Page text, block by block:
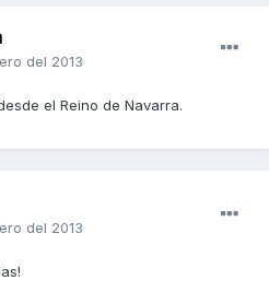
del 2013
el Reino de Navarra.
del 2013